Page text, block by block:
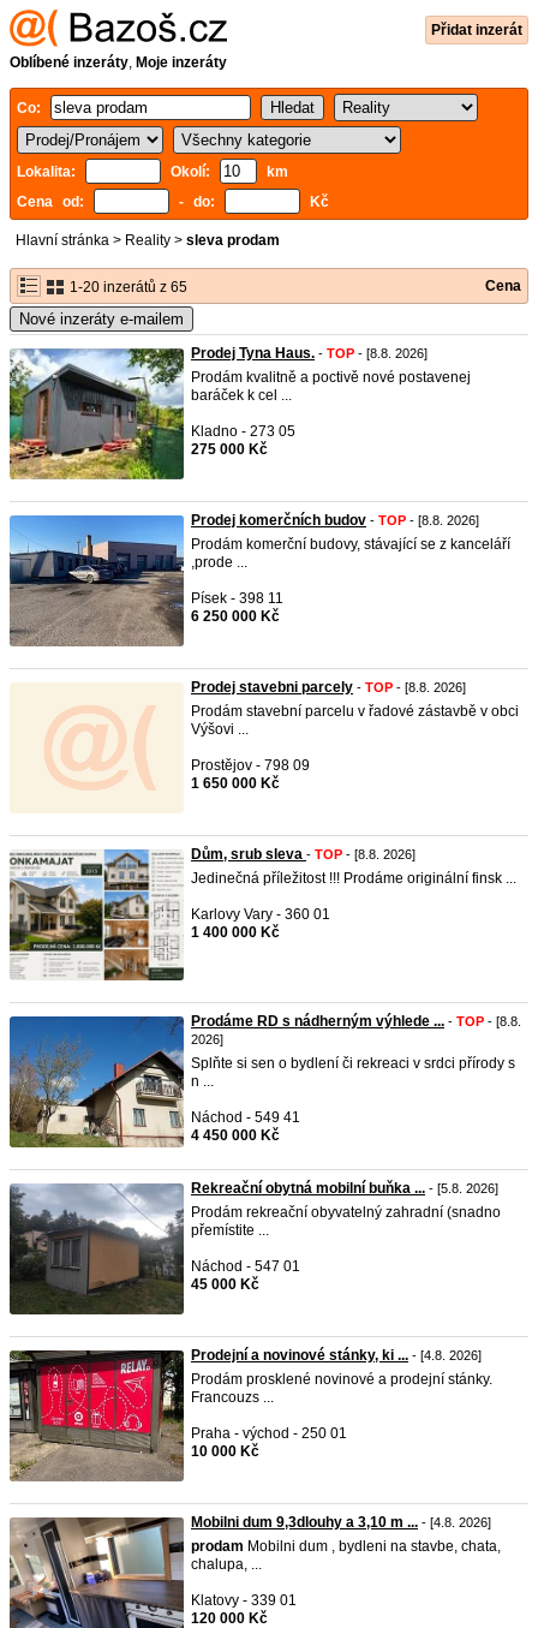
Přidat inzerát
Oblíbené inzeráty, Moje inzeráty
Co:
Lokalita: Okolí:
km
Cena od:
- do: Kč
Hlavní stránka > Reality > sleva prodam
1-20 inzerátů z 65 Cena
Nové inzeráty e-mailem
Prodej Tyna Haus. - TOP - [8.8. 2026]
Prodám kvalitně a poctivě nové postavenej
baráček k cel ...
Kladno - 273 05
275 000 Kč
Prodej komerčních budov - TOP - [8.8. 2026]
Prodám komerční budovy, stávající se z kanceláří
,prode ...
Písek - 398 11
6 250 000 Kč
Prodej stavebni parcely - TOP - [8.8. 2026]
Prodám stavební parcelu v řadové zástavbě v obci
Výšovi ...
Prostějov - 798 09
1 650 000 Kč
Dům, srub sleva - TOP - [8.8. 2026]
Jedinečná příležitost !!! Prodáme originální finsk ...
Karlovy Vary - 360 01
1 400 000 Kč
Prodáme RD s nádherným výhlede ... - TOP - [8.8.
2026]
Splňte si sen o bydlení či rekreaci v srdci přírody s
n ...
Náchod - 549 41
4 450 000 Kč
Rekreační obytná mobilní buňka ... - [5.8. 2026]
Prodám rekreační obyvatelný zahradní (snadno
přemístite ...
Náchod - 547 01
45 000 Kč
Prodejní a novinové stánky, ki ... - [4.8. 2026]
Prodám prosklené novinové a prodejní stánky.
Francouzs ...
Praha - východ - 250 01
10 000 Kč
Mobilni dum 9,3dlouhy a 3,10 m ... - [4.8. 2026]
prodam Mobilni dum , bydleni na stavbe, chata,
chalupa, ...
Klatovy - 339 01
120 000 Kč